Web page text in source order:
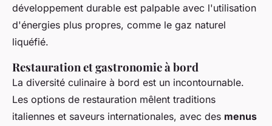
développement durable est palpable avec l'utilisation
d'énergies plus propres, comme le gaz naturel
liquéfié.
Restauration et gastronomie à bord
La diversité culinaire à bord est un incontournable.
Les options de restauration mêlent traditions
italiennes et saveurs internationales, avec des menus